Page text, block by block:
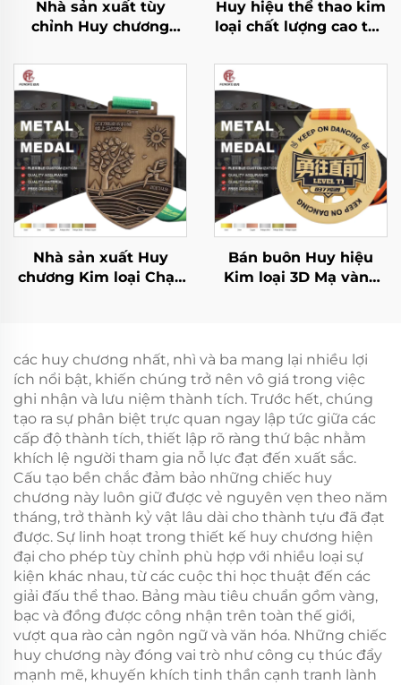
Nhà sản xuất tùy
chỉnh Huy chương
giải chạy marathon,
thể thao giải thưởng
kèm ruy băng
Huy hiệu thể thao kim
loại chất lượng cao tùy
thưởng huy hiệu thể
thao marathon hoàn
thành tùy chỉnh
Nhà sản xuất Huy
chương Kim loại Chạy
Bán buôn Huy hiệu
Kim loại 3D Mạ vàng
thao, Trẻ em, Khiêu vũ
các huy chương nhất, nhì và ba mang lại nhiều lợi
ích nổi bật, khiến chúng trở nên vô giá trong việc
ghi nhận và lưu niệm thành tích. Trước hết, chúng
tạo ra sự phân biệt trực quan ngay lập tức giữa các
cấp độ thành tích, thiết lập rõ ràng thứ bậc nhằm
khích lệ người tham gia nỗ lực đạt đến xuất sắc.
Cấu tạo bền chắc đảm bảo những chiếc huy
chương này luôn giữ được vẻ nguyên vẹn theo năm
tháng, trở thành kỷ vật lâu dài cho thành tựu đã đạt
được. Sự linh hoạt trong thiết kế huy chương hiện
đại cho phép tùy chỉnh phù hợp với nhiều loại sự
kiện khác nhau, từ các cuộc thi học thuật đến các
giải đấu thể thao. Bảng màu tiêu chuẩn gồm vàng,
bạc và đồng được công nhận trên toàn thế giới,
vượt qua rào cản ngôn ngữ và văn hóa. Những chiếc
huy chương này đóng vai trò như công cụ thúc đẩy
mạnh mẽ, khuyến khích tinh thần cạnh tranh lành